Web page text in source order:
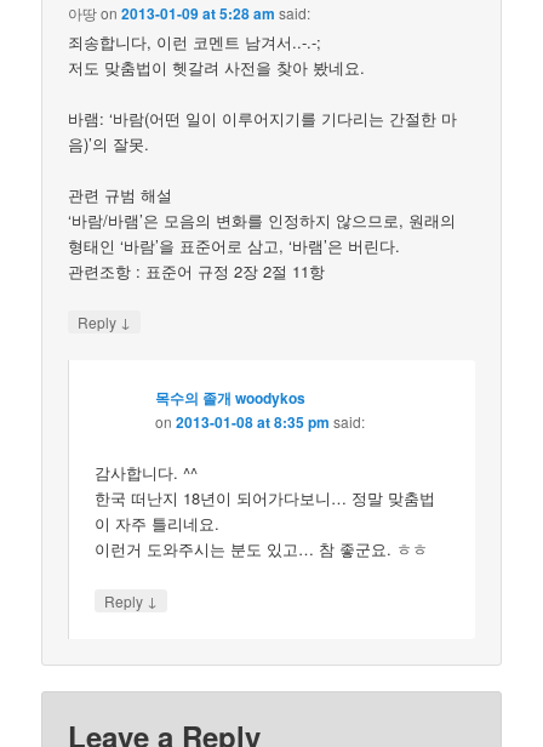
아땅on2013-01-09 at 5:28 am said:
죄송합니다, 이런 코멘트 남겨서..-.-;
저도 맞춤법이 헷갈려 사전을 찾아 봤네요.
바램: ‘바람(어떤 일이 이루어지기를 기다리는 간절한 마
음)’의 잘못.
관련 규범 해설
‘바람/바램’은 모음의 변화를 인정하지 않으므로, 원래의
형태인 ‘바람’을 표준어로 삼고, ‘바램’은 버린다.
관련조항 : 표준어 규정 2장 2절 11항
Reply ↓
목수의 졸개 woodykos
on2013-01-08 at 8:35 pm said:
감사합니다. ^^
한국 떠난지 18년이 되어가다보니… 정말 맞춤법
이 자주 틀리네요.
이런거 도와주시는 분도 있고… 참 좋군요. ㅎㅎ
Reply ↓
Leave a Reply